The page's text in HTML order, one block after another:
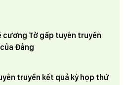
cương Tờ gấp tuyên truyền
Đảng
truyền kết quả kỳ họp thứ